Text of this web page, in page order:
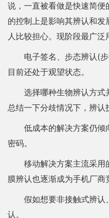
说，一直被看做是快速简
的控制上是影响其辨认和
人比较担心。现阶段最广泛
电子签名、步态辨认(
目前还处于观望状态。
选择哪种生物辨认方式
总结一下分歧情况下，辨认
低成本的解决方案仍倾
密码。
移动解决方案主流采用
膜辨认也逐渐成为手机厂商
假如想要非接触式辨认
认。